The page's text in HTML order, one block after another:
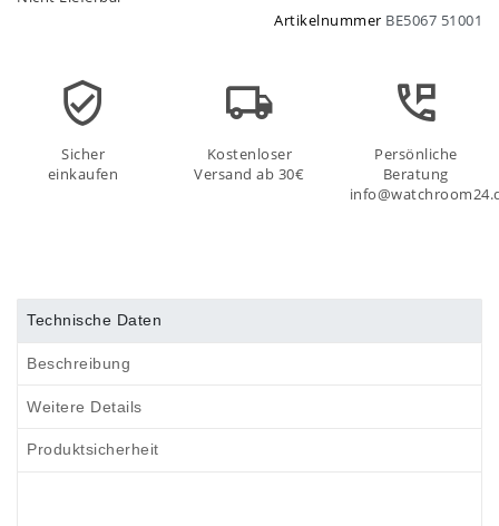
Artikelnummer BE5067 51001
Sicher
einkaufen
Kostenloser
Versand ab 30€
Persönliche
Beratung
Technische Daten
Beschreibung
Weitere Details
Produktsicherheit